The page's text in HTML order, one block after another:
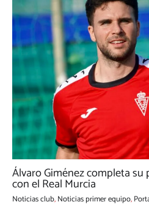
Álvaro Giménez completa
con el Real Murcia
Noticias club,Noticias primer equipo,